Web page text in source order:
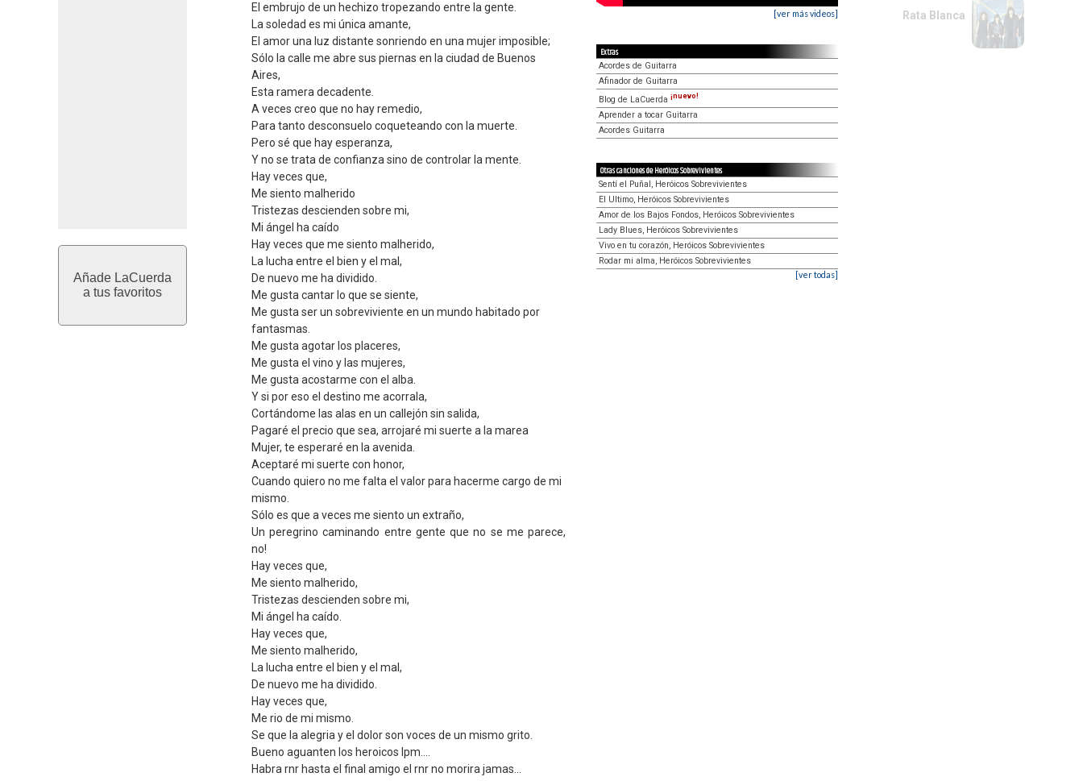
Añade LaCuerda
a tus favoritos
El embrujo de un hechizo tropezando entre la gente.
La soledad es mi única amante,
El amor una luz distante sonriendo en una mujer imposible;
Sólo la calle me abre sus piernas en la ciudad de Buenos
Aires,
Esta ramera decadente.
A veces creo que no hay remedio,
Para tanto desconsuelo coqueteando con la muerte.
Pero sé que hay esperanza,
Y no se trata de confianza sino de controlar la mente.
Hay veces que,
Me siento malherido
Tristezas descienden sobre mi,
Mi ángel ha caído
Hay veces que me siento malherido,
La lucha entre el bien y el mal,
De nuevo me ha dividido.
Me gusta cantar lo que se siente,
Me gusta ser un sobreviviente en un mundo habitado por
fantasmas.
Me gusta agotar los placeres,
Me gusta el vino y las mujeres,
Me gusta acostarme con el alba.
Y si por eso el destino me acorrala,
Cortándome las alas en un callejón sin salida,
Pagaré el precio que sea, arrojaré mi suerte a la marea
Mujer, te esperaré en la avenida.
Aceptaré mi suerte con honor,
Cuando quiero no me falta el valor para hacerme cargo de mi
mismo.
Sólo es que a veces me siento un extraño,
Un peregrino caminando entre gente que no se me parece,
no!
Hay veces que,
Me siento malherido,
Tristezas descienden sobre mi,
Mi ángel ha caído.
Hay veces que,
Me siento malherido,
La lucha entre el bien y el mal,
De nuevo me ha dividido.
Hay veces que,
Me rio de mi mismo.
Se que la alegria y el dolor son voces de un mismo grito.
Bueno aguanten los heroicos lpm....
Habra rnr hasta el final amigo el rnr no morira jamas...
[ver más videos]
Extras
Acordes de Guitarra
Afinador de Guitarra
Blog de LaCuerda ¡nuevo!
Aprender a tocar Guitarra
Acordes Guitarra
Otras canciones de Heróicos Sobrevivientes
Sentí el Puñal, Heróicos Sobrevivientes
El Ultimo, Heróicos Sobrevivientes
Amor de los Bajos Fondos, Heróicos Sobrevivientes
Lady Blues, Heróicos Sobrevivientes
Vivo en tu corazón, Heróicos Sobrevivientes
Rodar mi alma, Heróicos Sobrevivientes
[ver todas]
Rata Blanca